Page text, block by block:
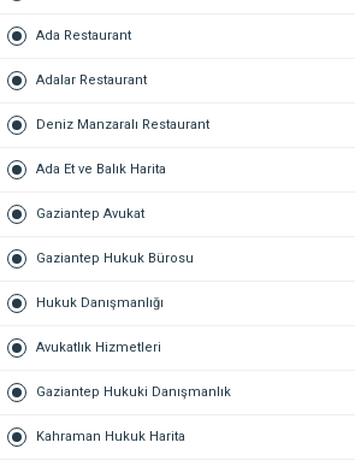
Ada Restaurant
Adalar Restaurant
Deniz Manzaralı Restaurant
Ada Et ve Balık Harita
Gaziantep Avukat
Gaziantep Hukuk Bürosu
Hukuk Danışmanlığı
Avukatlık Hizmetleri
Gaziantep Hukuki Danışmanlık
Kahraman Hukuk Harita